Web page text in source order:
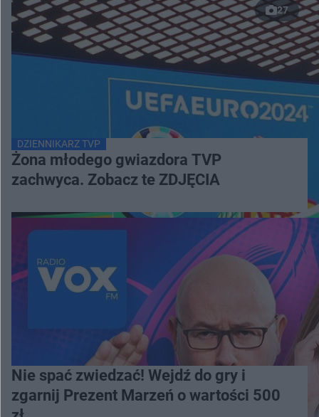
27
DZIENNIKARZ TVP
Żona młodego gwiazdora TVP
zachwyca. Zobacz te ZDJĘCIA
Nie spać zwiedzać! Wejdź do gry i
zgarnij Prezent Marzeń o wartości 500